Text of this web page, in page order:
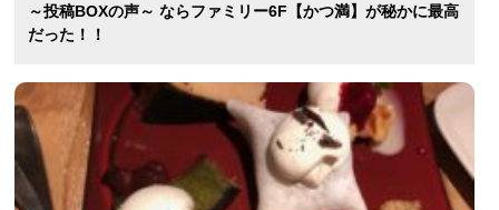
～投稿BOXの声～ ならファミリー6F【かつ満】が秘かに最高
だった！！